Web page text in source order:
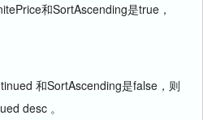
和SortAscending是true，
和SortAscending是false，则
desc 。